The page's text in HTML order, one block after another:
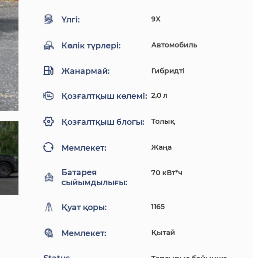
Үлгі: 9X
Көлік түрлері: Автомобиль
Жанармай: Гибридті
Қозғалтқыш көлемі: 2,0 л
Қозғалтқыш блогы: Толық
Мемлекет: Жаңа
Батарея
сыйымдылығы:
70 кВт*ч
Қуат қоры: 1165
Мемлекет: Қытай